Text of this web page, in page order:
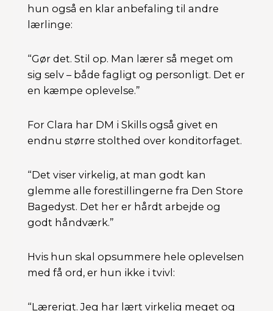
hun også en klar anbefaling til andre
lærlinge:
“Gør det. Stil op. Man lærer så meget om
sig selv – både fagligt og personligt. Det er
en kæmpe oplevelse.”
For Clara har DM i Skills også givet en
endnu større stolthed over konditorfaget.
“Det viser virkelig, at man godt kan
glemme alle forestillingerne fra Den Store
Bagedyst. Det her er hårdt arbejde og
godt håndværk.”
Hvis hun skal opsummere hele oplevelsen
med få ord, er hun ikke i tvivl:
“Lærerigt. Jeg har lært virkelig meget og